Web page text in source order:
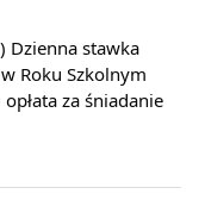
Dzienna stawka
Roku Szkolnym
za śniadanie